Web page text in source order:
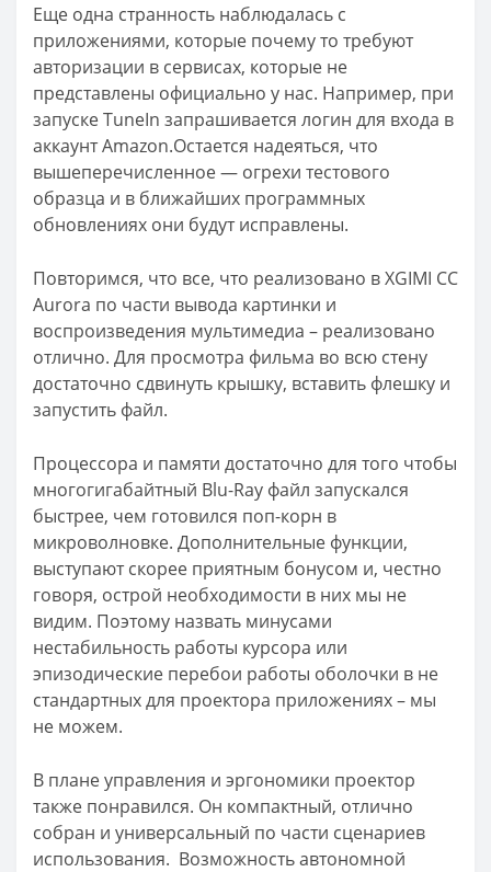
Еще одна странность наблюдалась с
приложениями, которые почему то требуют
авторизации в сервисах, которые не
представлены официально у нас. Например, при
запуске TuneIn запрашивается логин для входа в
аккаунт Amazon.Остается надеяться, что
вышеперечисленное — огрехи тестового
образца и в ближайших программных
обновлениях они будут исправлены.
Повторимся, что все, что реализовано в XGIMI CC
Aurora по части вывода картинки и
воспроизведения мультимедиа – реализовано
отлично. Для просмотра фильма во всю стену
достаточно сдвинуть крышку, вставить флешку и
запустить файл.
Процессора и памяти достаточно для того чтобы
многогигабайтный Blu-Ray файл запускался
быстрее, чем готовился поп-корн в
микроволновке. Дополнительные функции,
выступают скорее приятным бонусом и, честно
говоря, острой необходимости в них мы не
видим. Поэтому назвать минусами
нестабильность работы курсора или
эпизодические перебои работы оболочки в не
стандартных для проектора приложениях – мы
не можем.
В плане управления и эргономики проектор
также понравился. Он компактный, отлично
собран и универсальный по части сценариев
использования. Возможность автономной